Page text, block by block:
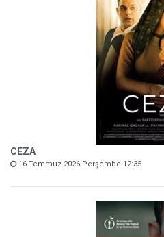
CEZA
16 Temmuz 2026 Perşembe 12:35